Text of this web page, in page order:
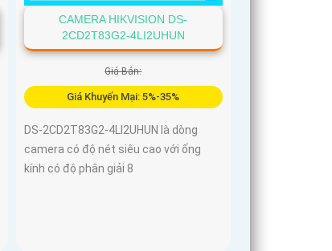
CAMERA HIKVISION DS-
2CD2T83G2-4LI2UHUN
Giá Bán:
Giá Khuyến Mại: 5%-35%
DS-2CD2T83G2-4LI2UHUN là dòng
camera có độ nét siêu cao với ống
kính có độ phân giải 8